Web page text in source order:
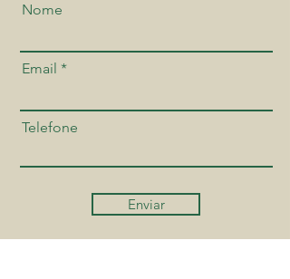
Nome
Email
Telefone
Enviar